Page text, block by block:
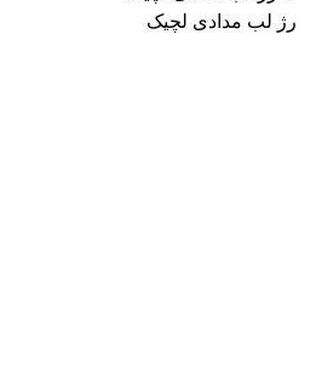
رژ لب مدادی لچیک